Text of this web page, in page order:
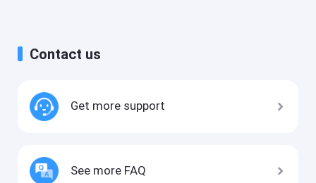
Contact us
Get more support
See more FAQ